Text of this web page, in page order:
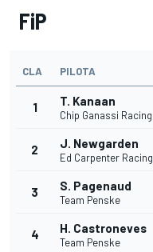
FiP
CLA PILOTA
1 T. Kanaan
Chip Ganassi Racing
2 J. Newgarden
Ed Carpenter Racing
3 S. Pagenaud
Team Penske
4 H. Castroneves
Team Penske